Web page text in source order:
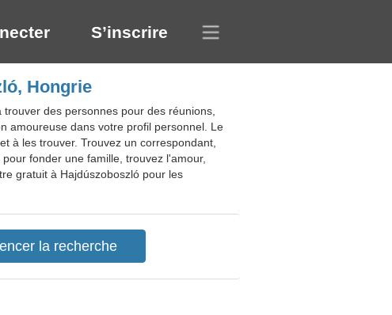
S’inscrire
Hongrie
des personnes pour des réunions,
amoureuse dans votre profil personnel. Le
à les trouver. Trouvez un correspondant,
fonder une famille, trouvez l'amour,
gratuit à Hajdúszoboszló pour les